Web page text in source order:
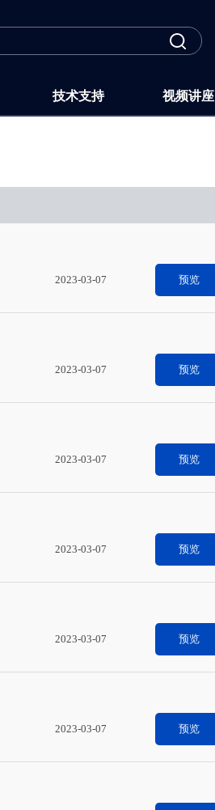
技术支持 视频讲座
预览
2023-03-07
预览
2023-03-07
预览
2023-03-07
预览
2023-03-07
预览
2023-03-07
预览
2023-03-07